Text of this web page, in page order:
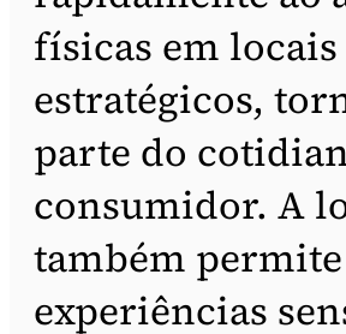
físicas em locais
estratégicos,
parte do
consumidor. A
também permite
experiências